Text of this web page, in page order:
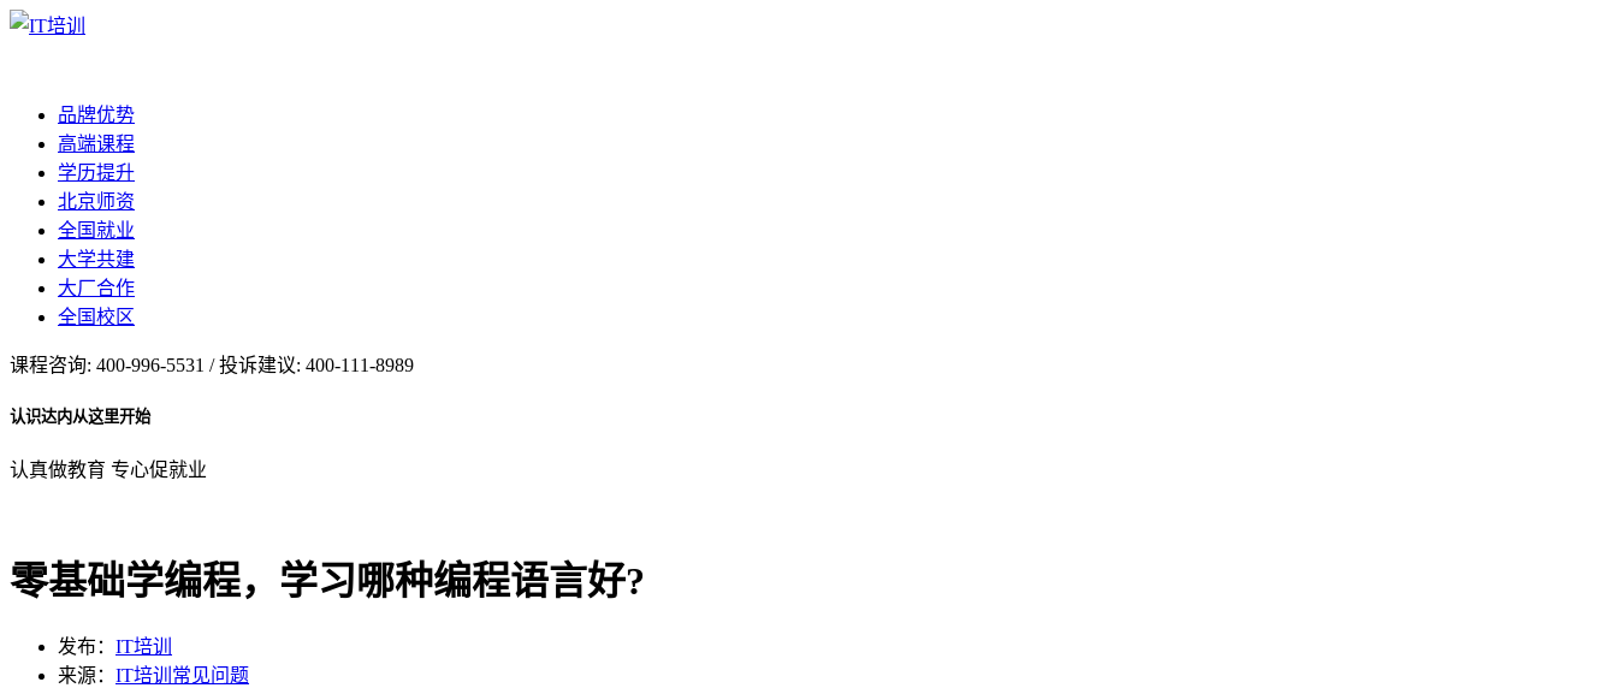
品牌优势
高端课程
学历提升
北京师资
全国就业
大学共建
大厂合作
全国校区
课程咨询: 400-996-5531 / 投诉建议: 400-111-8989
认识达内从这里开始
认真做教育 专心促就业
零基础学编程，学习哪种编程语言好?
发布： IT培训
来源： IT培训常见问题